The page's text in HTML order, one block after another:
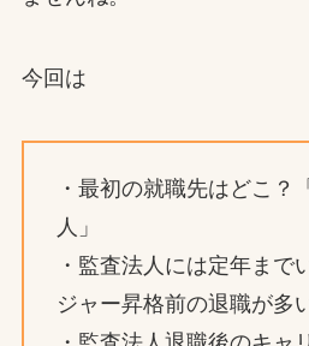
今回は
・最初の就職先はどこ？
人」
・監査法人には定年まで
ジャー昇格前の退職が多